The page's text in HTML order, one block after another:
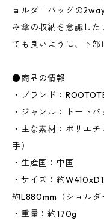
ョルダーバッグの
み傘の収納を意識し
ても良いように、下部
●商品の情報
・ブランド：
・ジャンル：トートバ
・主な素材：ポリエ
手）
・生産国：中国
・サイズ：約
約L880mm（ショルダ
・重量：約170g